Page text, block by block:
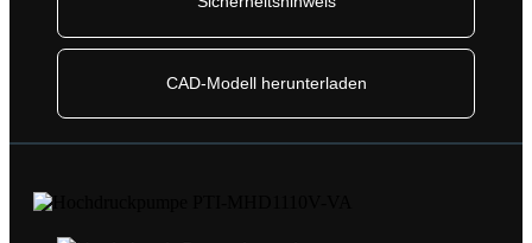
CAD-Modell herunterladen